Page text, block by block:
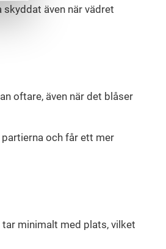
även när vädret
oftare, även när det blåser
och får ett mer
minimalt med plats, vilket